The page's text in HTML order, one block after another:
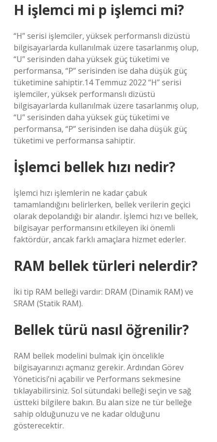
H işlemci mi p işlemci mi?
“H” serisi işlemciler, yüksek performanslı dizüstü
bilgisayarlarda kullanılmak üzere tasarlanmış olup,
“U” serisinden daha yüksek güç tüketimi ve
performansa, “P” serisinden ise daha düşük güç
tüketimine sahiptir.14 Temmuz 2022 “H” serisi
işlemciler, yüksek performanslı dizüstü
bilgisayarlarda kullanılmak üzere tasarlanmış olup,
“U” serisinden daha yüksek güç tüketimi ve
performansa, “P” serisinden ise daha düşük güç
tüketimi ve performansa sahiptir.
İşlemci bellek hızı nedir?
İşlemci hızı işlemlerin ne kadar çabuk
tamamlandığını belirlerken, bellek verilerin geçici
olarak depolandığı bir alandır. İşlemci hızı ve bellek,
bilgisayar performansını etkileyen iki önemli
faktördür, ancak farklı amaçlara hizmet ederler.
RAM bellek türleri nelerdir?
İki tip RAM belleği vardır: DRAM (Dinamik RAM) ve
SRAM (Statik RAM).
Bellek türü nasıl öğrenilir?
RAM bellek modelini bulmak için öncelikle
bilgisayarınızı açmanız gerekir. Ardından Görev
Yöneticisi’ni açabilir ve Performans sekmesine
tıklayabilirsiniz. Sol sütundaki belleği seçin ve sağ
üstteki bilgilere bakın. Bu alan size ne tür belleğe
sahip olduğunuzu ve ne kadar olduğunu
gösterecektir.